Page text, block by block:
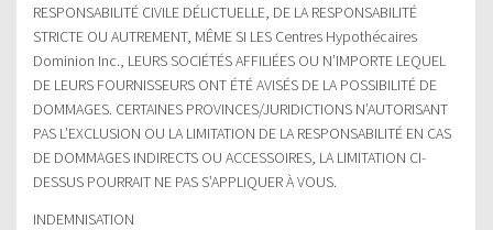
RESPONSABILITÉ CIVILE DÉLICTUELLE, DE LA RESPONSABILITÉ
STRICTE OU AUTREMENT, MÊME SI LES Centres Hypothécaires
Dominion Inc., LEURS SOCIÉTÉS AFFILIÉES OU N’IMPORTE LEQUEL
DE LEURS FOURNISSEURS ONT ÉTÉ AVISÉS DE LA POSSIBILITÉ DE
DOMMAGES. CERTAINES PROVINCES/JURIDICTIONS N’AUTORISANT
PAS L’EXCLUSION OU LA LIMITATION DE LA RESPONSABILITÉ EN CAS
DE DOMMAGES INDIRECTS OU ACCESSOIRES, LA LIMITATION CI-
DESSUS POURRAIT NE PAS S’APPLIQUER À VOUS.
INDEMNISATION